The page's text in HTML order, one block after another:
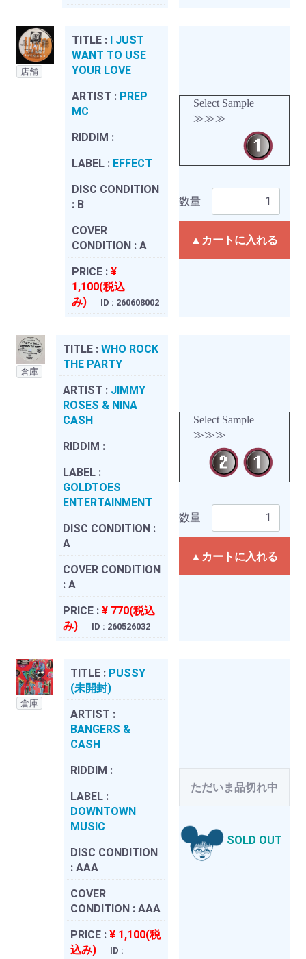
店舗
TITLE : I JUST
WANT TO USE
YOUR LOVE
ARTIST : PREP
MC
RIDDIM :
LABEL : EFFECT
DISC CONDITION
: B
COVER
CONDITION : A
PRICE : ¥
1,100(税込
み)
ID : 260608002
Select Sample
≫≫≫
数量
▲カートに入れる
倉庫
TITLE : WHO ROCK
THE PARTY
ARTIST : JIMMY
ROSES & NINA
CASH
RIDDIM :
LABEL :
GOLDTOES
ENTERTAINMENT
DISC CONDITION :
A
COVER CONDITION
: A
PRICE : ¥ 770(税込
み)
ID : 260526032
Select Sample
≫≫≫
数量
▲カートに入れる
倉庫
TITLE : PUSSY
(未開封)
ARTIST :
BANGERS &
CASH
RIDDIM :
LABEL :
DOWNTOWN
MUSIC
DISC CONDITION
: AAA
COVER
CONDITION : AAA
PRICE : ¥ 1,100(税
込み)
ID :
ただいま品切れ中
SOLD OUT